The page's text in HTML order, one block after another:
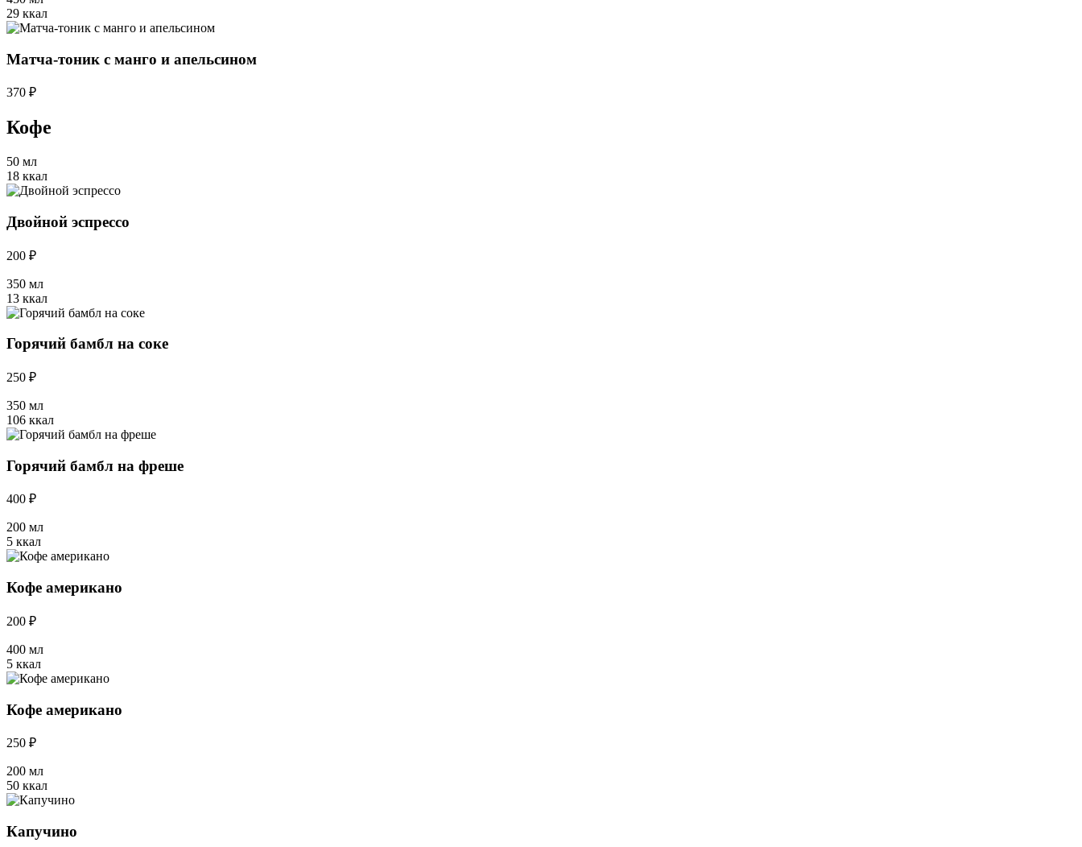
29 ккал
Матча-тоник с манго и апельсином
370 ₽
Кофе
50 мл
18 ккал
Двойной эспрессо
200 ₽
350 мл
13 ккал
Горячий бамбл на соке
250 ₽
350 мл
106 ккал
Горячий бамбл на фреше
400 ₽
200 мл
5 ккал
Кофе американо
200 ₽
400 мл
5 ккал
Кофе американо
250 ₽
200 мл
50 ккал
Капучино